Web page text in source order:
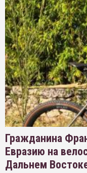
Гражданина
Евразию на
Дальнем